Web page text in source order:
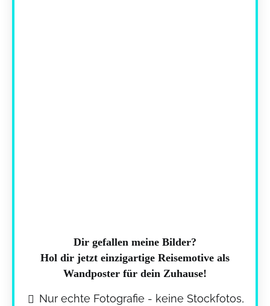
Dir gefallen meine Bilder?
Hol dir jetzt einzigartige Reisemotive als
Wandposter für dein Zuhause!
Nur echte Fotografie - keine Stockfotos,